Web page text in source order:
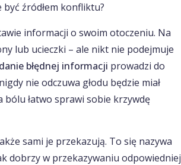
źródłem konfliktu?
informacji o swoim otoczeniu. Na
lub ucieczki – ale nikt nie podejmuje
błędnej informacji prowadzi do
nie odczuwa głodu będzie miał
łatwo sprawi sobie krzywdę
sami je przekazują. To się nazywa
dobrzy w przekazywaniu odpowiedniej